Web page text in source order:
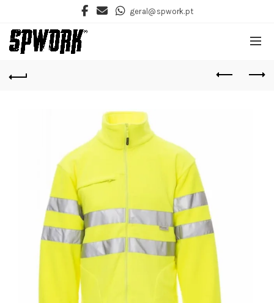
geral@spwork.pt